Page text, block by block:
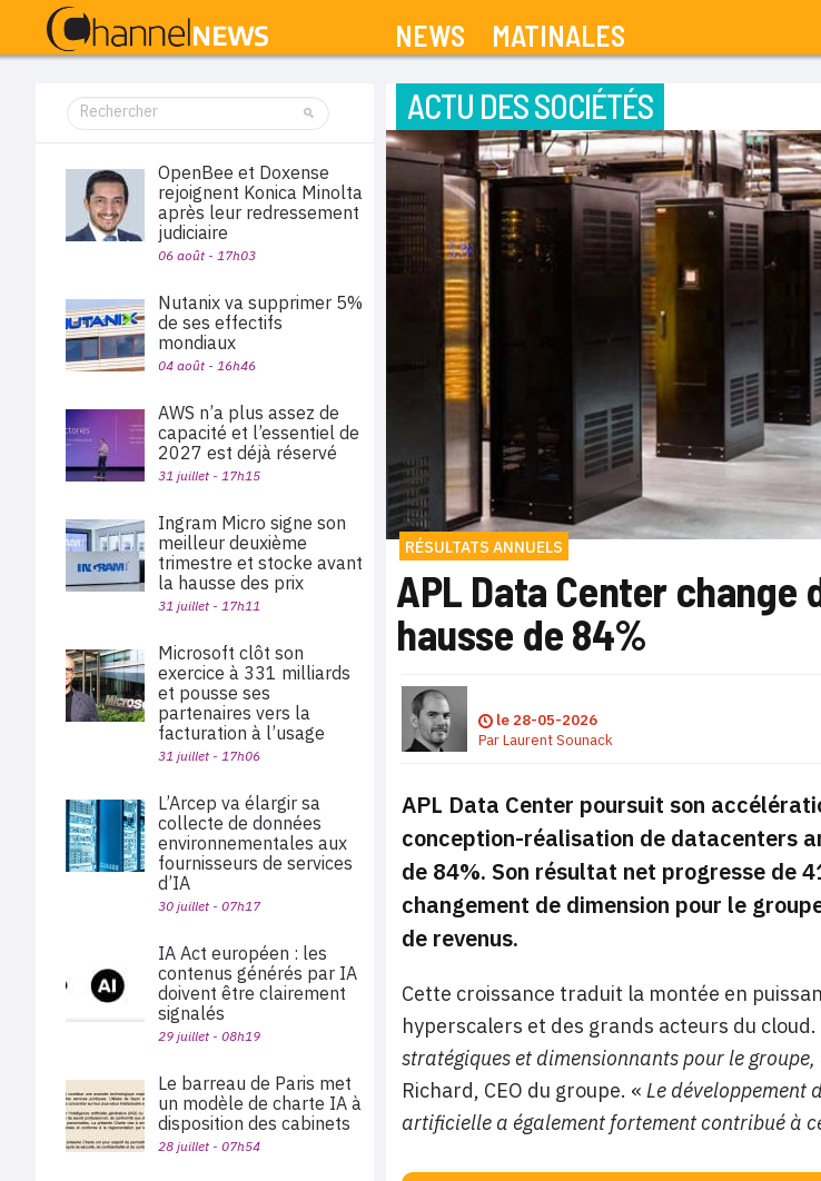
NEWS MATINALES
ACTU DES SOCIÉTÉS
RÉSULTATS ANNUELS
APL Data Center change
hausse de 84%
le 28-05-2026
ParLaurent Sounack
APL Data Center poursuit son
conception-réalisation de datacenters
de 84%. Son résultat net progresse de
changement de dimension pour le
de revenus.
Cette croissance traduit la montée en
hyperscalers et des grands acteurs du cloud.
stratégiques et dimensionnants pour le
Richard, CEO du groupe. « Le développement
artificielle a également fortement contribué à
OpenBee et Doxense
rejoignent Konica Minolta
après leur redressement
judiciaire
06 août - 17h03
Nutanix va supprimer 5%
de ses effectifs
mondiaux
04 août - 16h46
AWS n’a plus assez de
capacité et l’essentiel de
2027 est déjà réservé
31 juillet - 17h15
Ingram Micro signe son
meilleur deuxième
trimestre et stocke avant
la hausse des prix
31 juillet - 17h11
Microsoft clôt son
exercice à 331 milliards
et pousse ses
partenaires vers la
facturation à l’usage
31 juillet - 17h06
L’Arcep va élargir sa
collecte de données
environnementales aux
fournisseurs de services
d’IA
30 juillet - 07h17
IA Act européen : les
contenus générés par IA
doivent être clairement
signalés
29 juillet - 08h19
Le barreau de Paris met
un modèle de charte IA à
disposition des cabinets
28 juillet - 07h54